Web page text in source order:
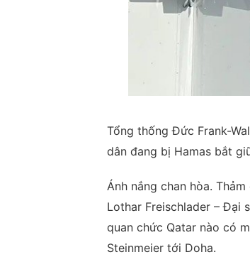
Tổng thống Đức Frank-
dân đang bị Hamas bắt
Ánh nắng chan hòa.
Lothar Freischlader – Đại
quan chức Qatar nào có
Steinmeier tới Doha.